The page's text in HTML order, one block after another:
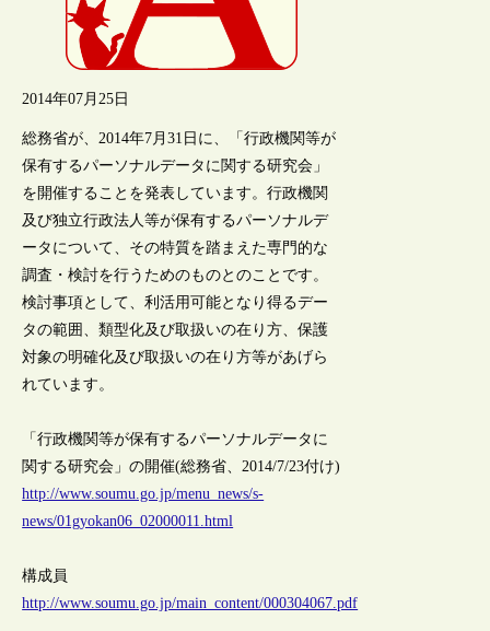
2014年07月25日
総務省が、2014年7月31日に、「行政機関等が
保有するパーソナルデータに関する研究会」
を開催することを発表しています。行政機関
及び独立行政法人等が保有するパーソナルデ
ータについて、その特質を踏まえた専門的な
調査・検討を行うためのものとのことです。
検討事項として、利活用可能となり得るデー
タの範囲、類型化及び取扱いの在り方、保護
対象の明確化及び取扱いの在り方等があげら
れています。
「行政機関等が保有するパーソナルデータに
関する研究会」の開催(総務省、2014/7/23付け)
http://www.soumu.go.jp/menu_news/s-
news/01gyokan06_02000011.html
構成員
http://www.soumu.go.jp/main_content/000304067.pdf